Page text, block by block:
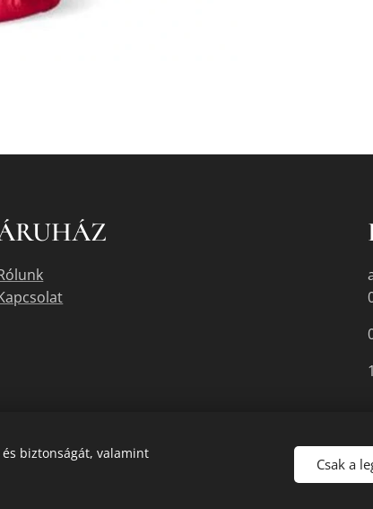
érdeklődjön az üzletben, vagy a megadott elérhetőségek
biztonságát, valamint
Csak a